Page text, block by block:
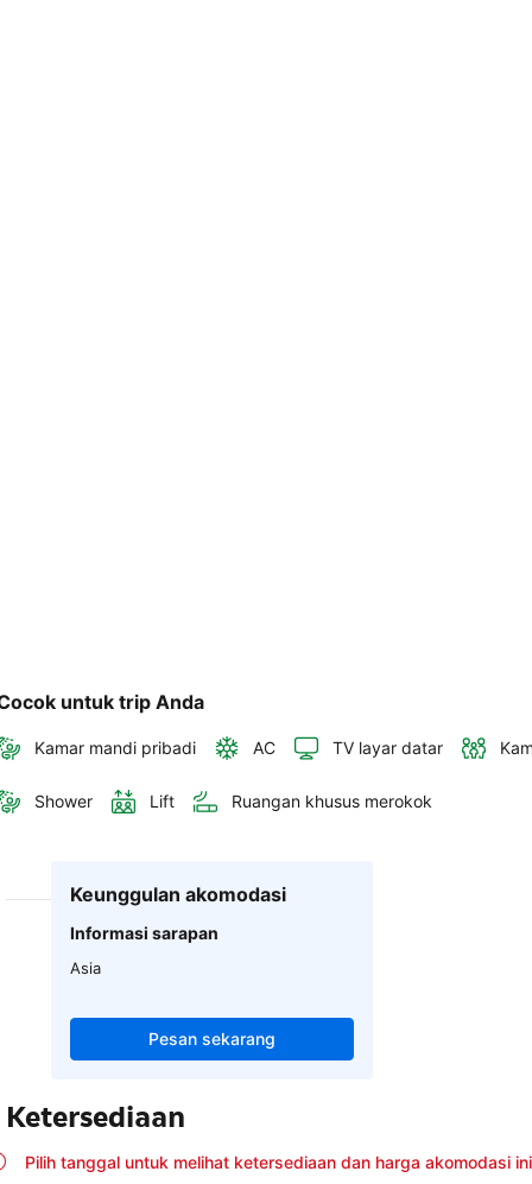
untuk trip Anda
Kamar mandi pribadi AC TV layar datar
Shower Lift Ruangan khusus merokok
Keunggulan akomodasi
Informasi sarapan
Asia
Pesan sekarang
Ketersediaan
Pilih tanggal untuk melihat ketersediaan dan harga akomodasi ini